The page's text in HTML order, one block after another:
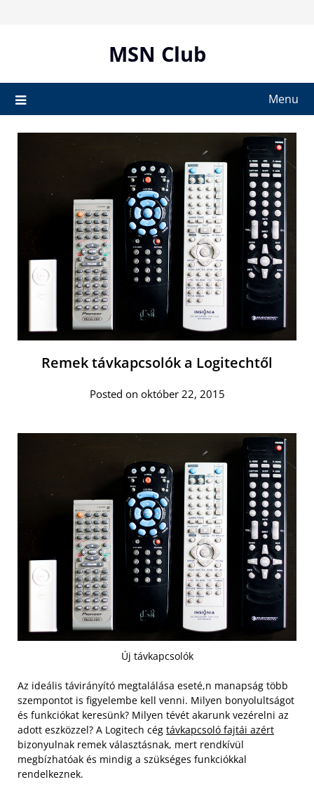
MSN Club
Menu
Remek távkapcsolók a Logitechtől
Posted on október 22, 2015
Új távkapcsolók
Az ideális távirányító megtalálása eseté,n manapság több
szempontot is figyelembe kell venni. Milyen bonyolultságot
és funkciókat keresünk? Milyen tévét akarunk vezérelni az
adott eszközzel? A Logitech cég távkapcsoló fajtái azért
bizonyulnak remek választásnak, mert rendkívül
megbízhatóak és mindig a szükséges funkciókkal
rendelkeznek.